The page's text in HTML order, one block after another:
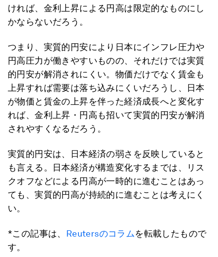
ければ、金利上昇による円高は限定的なものにし
かならないだろう。
つまり、実質的円安により日本にインフレ圧力や
円高圧力が働きやすいものの、それだけでは実質
的円安が解消されにくい。物価だけでなく賃金も
上昇すれば需要は落ち込みにくいだろうし、日本
が物価と賃金の上昇を伴った経済成長へと変化す
れば、金利上昇・円高も招いて実質的円安が解消
されやすくなるだろう。
実質的円安は、日本経済の弱さを反映していると
も言える。日本経済が構造変化するまでは、リス
クオフなどによる円高が一時的に進むことはあっ
ても、実質的円高が持続的に進むことは考えにく
い。
*この記事は、 Reutersのコラムを転載したもので
す。